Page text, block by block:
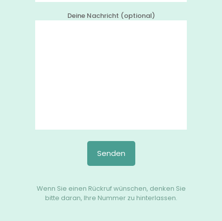
Deine Nachricht (optional)
Wenn Sie einen Rückruf wünschen, denken Sie
bitte daran, Ihre Nummer zu hinterlassen.